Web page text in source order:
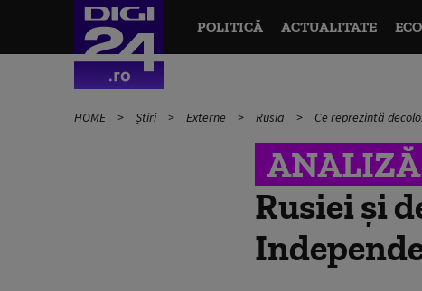
POLITICĂ ACTUALITATE
HOME Știri Externe Rusia Ce reprezintă
ANALIZĂ
Rusiei și